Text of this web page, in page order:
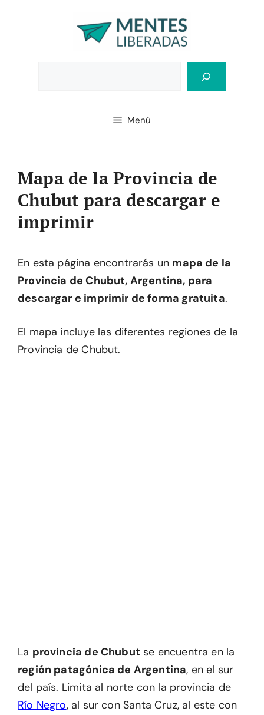
Menú
Mapa de la Provincia de
Chubut para descargar e
imprimir
En esta página encontrarás un mapa de la
Provincia de Chubut, Argentina, para
descargar e imprimir de forma gratuita.
El mapa incluye las diferentes regiones de la
Provincia de Chubut.
La provincia de Chubut se encuentra en la
región patagónica de Argentina, en el sur
del país. Limita al norte con la provincia de
Río Negro, al sur con Santa Cruz, al este con